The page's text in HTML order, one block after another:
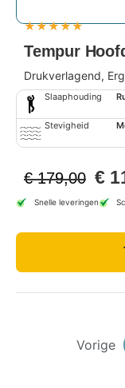
★★★★★
Tempur
Drukverlagend,
Slaaphouding
Stevigheid
€179,00 €
Snelle leveringen
Vorige